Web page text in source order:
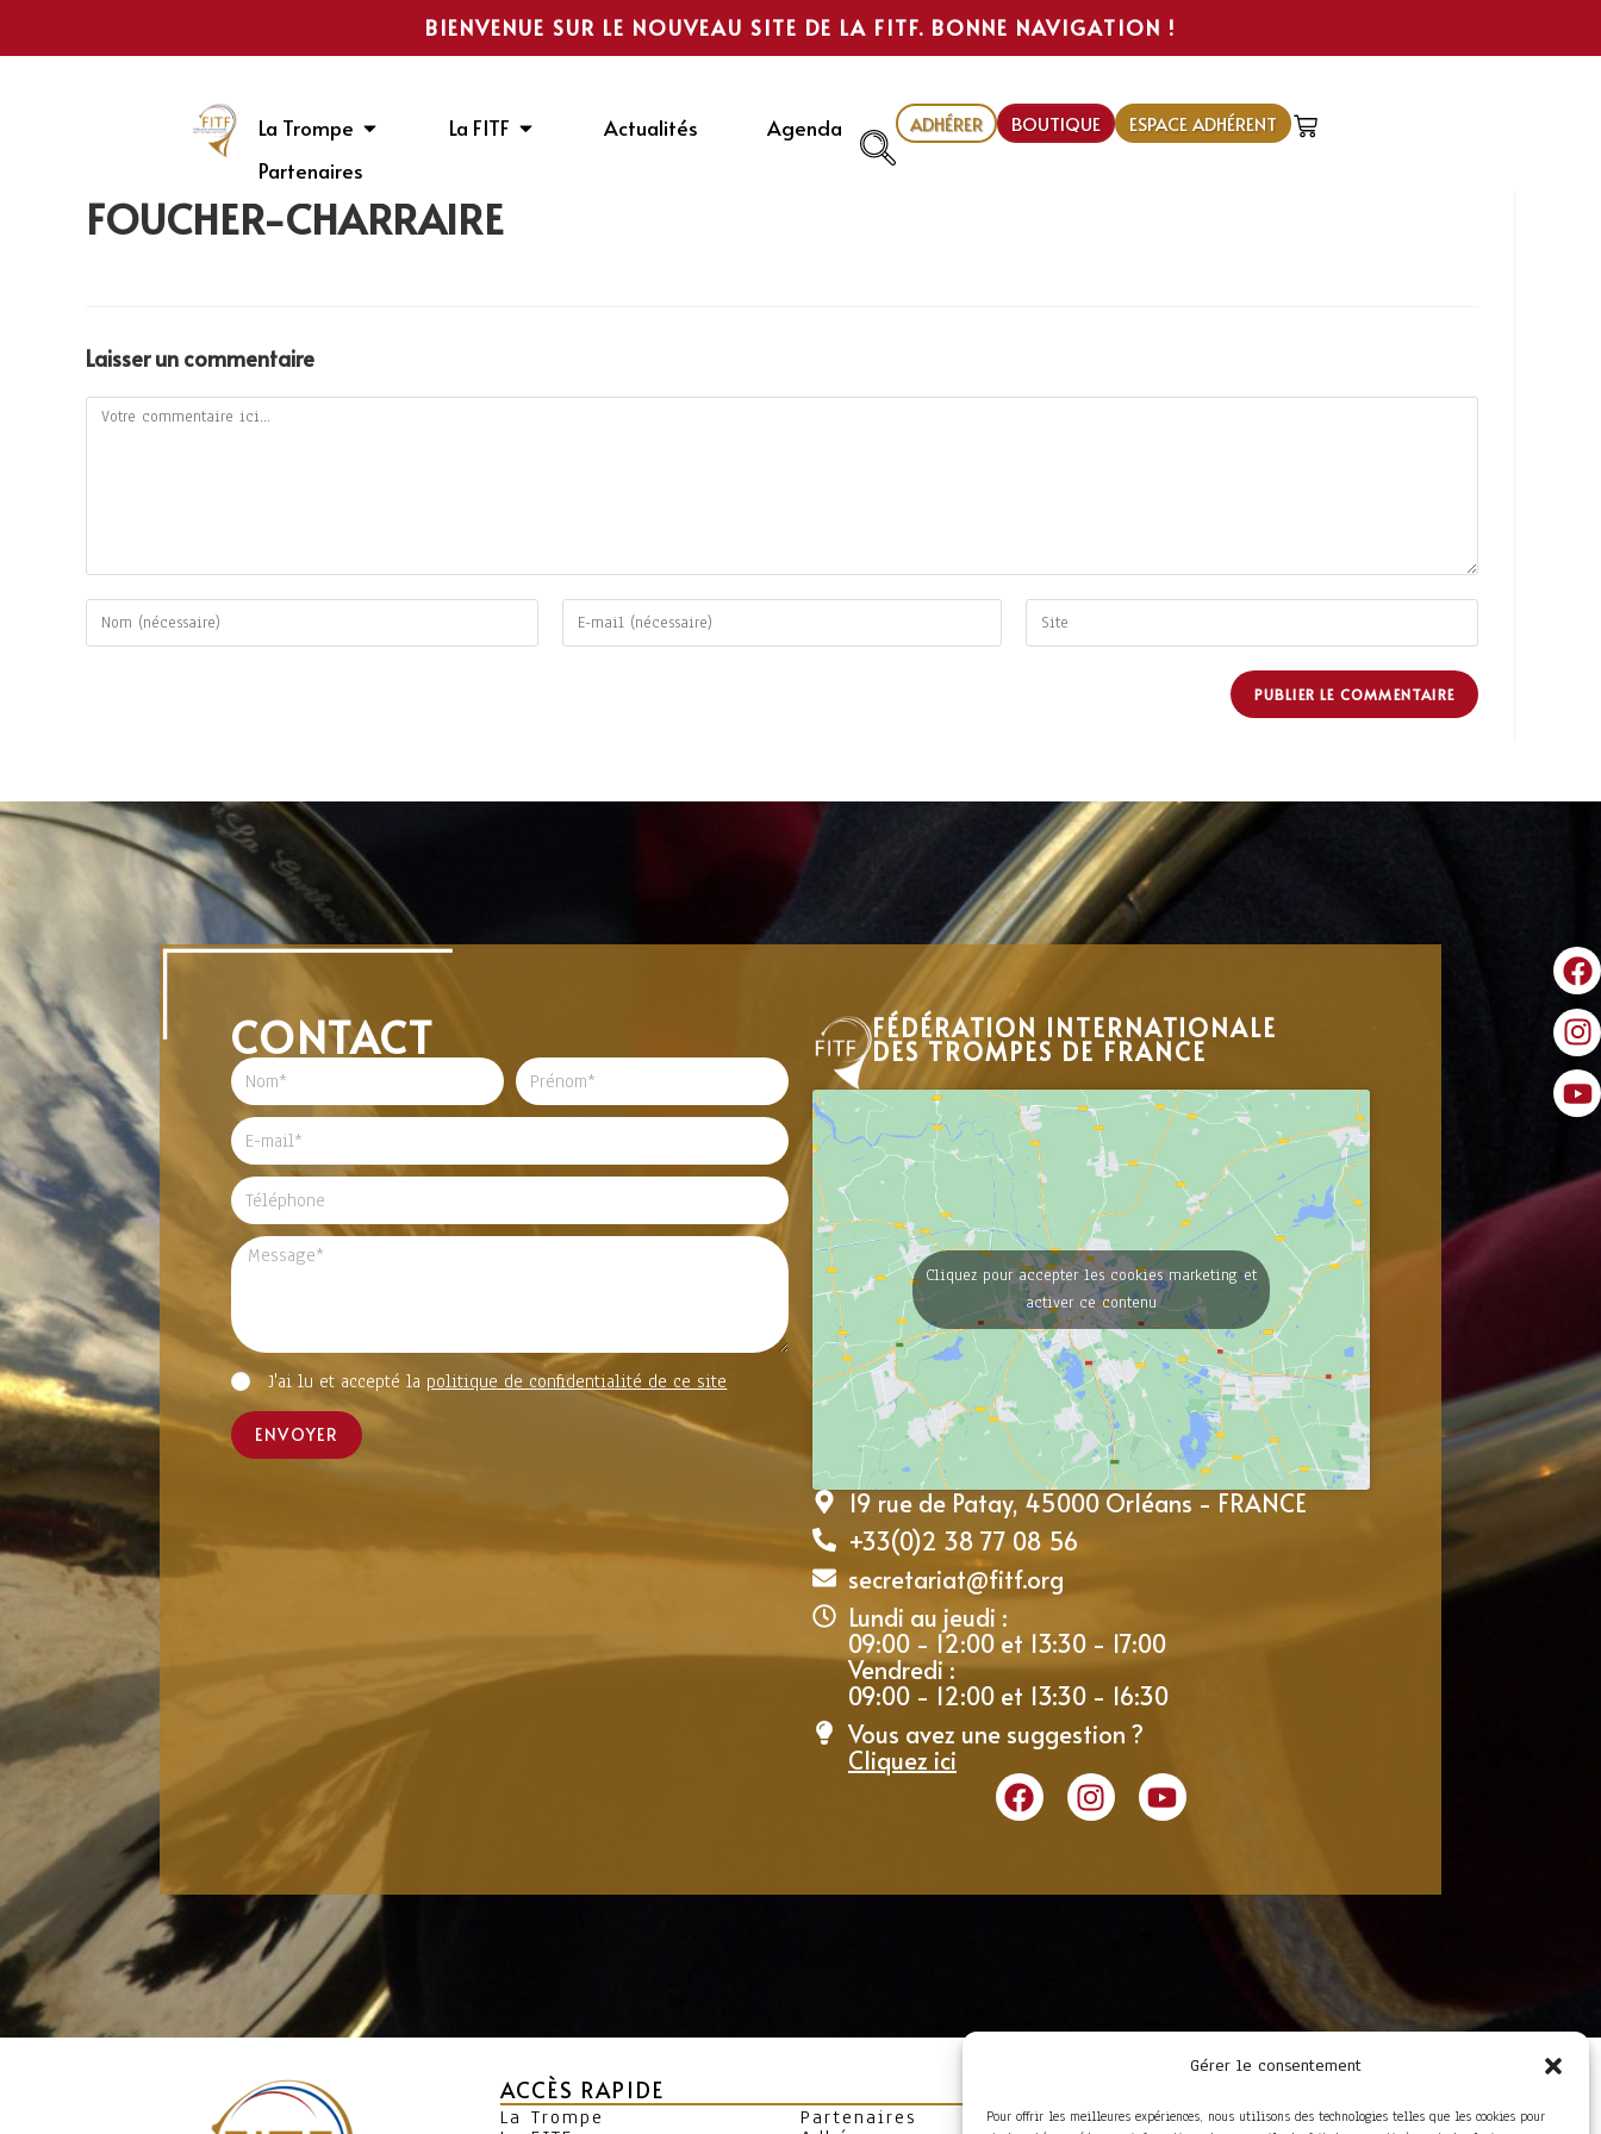
Gérer le consentement
Pour offrir les meilleures expériences, nous utilisons des technologies telles que les cookies pour
BIENVENUE SUR LE NOUVEAU SITE DE LA FITF. BONNE NAVIGATION !
La Trompe La FITF Actualités
Agenda
Partenaires
ADHÉRER BOUTIQUE ESPACE ADHÉRENT
FOUCHER-CHARRAIRE
Laisser un commentaire
CONTACT
J'ai lu et accepté la politique de confidentialité de ce site
ENVOYER
FÉDÉRATION INTERNATIONALE
DES TROMPES DE FRANCE
Cliquez pour accepter les cookies marketing et
activer ce contenu
19 rue de Patay, 45000 Orléans - FRANCE
+33(0)2 38 77 08 56
secretariat@fitf.org
Lundi au jeudi :
09:00 - 12:00 et 13:30 - 17:00
Vendredi :
09:00 - 12:00 et 13:30 - 16:30
Vous avez une suggestion ?
Cliquez ici
ACCÈS RAPIDE
La Trompe Partenaires Foire aux questions